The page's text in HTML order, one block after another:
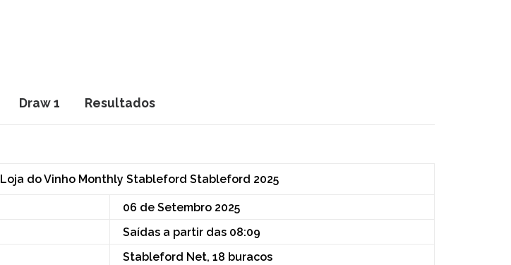
Draw 1 Resultados
Loja do Vinho Monthly Stableford Stableford 2025
06 de Setembro 2025
Saídas a partir das 08:09
Stableford Net, 18 buracos